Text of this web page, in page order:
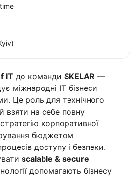
IT до команди SKELAR —
міжнародні IT-бізнеси
Це роль для технічного
взяти на себе повну
корпоративної
бюджетом
доступу і безпеки.
scalable & secure
допомагають бізнесу